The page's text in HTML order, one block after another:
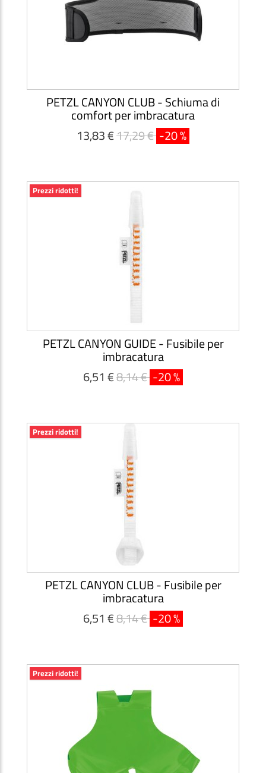
PETZL CANYON CLUB - Schiuma di
comfort per imbracatura
13,83 €17,29 € -20 %
Prezzi ridotti!
PETZL CANYON GUIDE - Fusibile per
imbracatura
6,51 €8,14 € -20 %
Prezzi ridotti!
PETZL CANYON CLUB - Fusibile per
imbracatura
6,51 €8,14 € -20 %
Prezzi ridotti!